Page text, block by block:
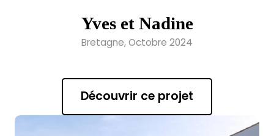
Yves et Nadine
Bretagne, Octobre 2024
Découvrir ce projet